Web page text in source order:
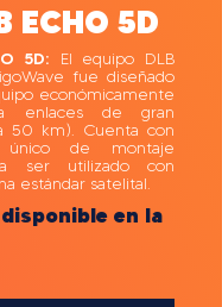
ECHO 5D
5D: El equipo DLB
fue diseñado
económicamente
enlaces de gran
50 km). Cuenta con
de montaje
ser utilizado con
estándar satelital.
en la